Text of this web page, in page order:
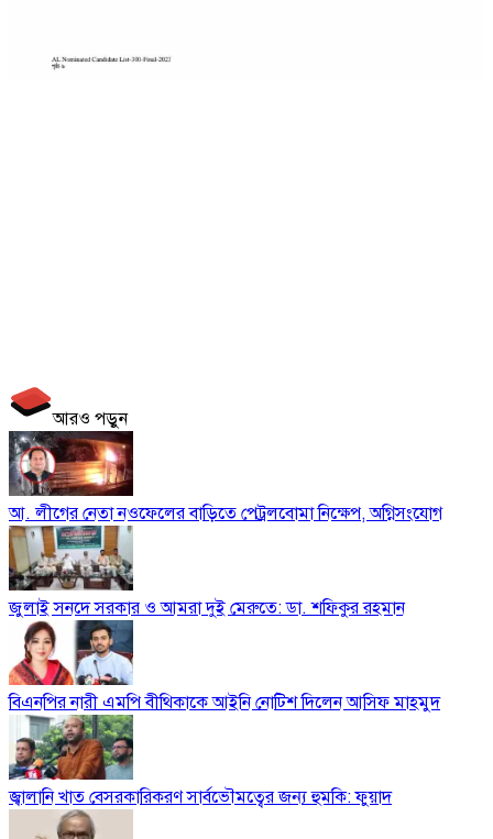
আরও পড়ুন
আ. লীগের নেতা নওফেলের বাড়িতে পেট্রলবোমা নিক্ষেপ, অগ্নিসংযোগ
জুলাই সনদে সরকার ও আমরা দুই মেরুতে: ডা. শফিকুর রহমান
বিএনপির নারী এমপি বীথিকাকে আইনি নোটিশ দিলেন আসিফ মাহমুদ
জ্বালানি খাত বেসরকারিকরণ সার্বভৌমত্বের জন্য হুমকি: ফুয়াদ